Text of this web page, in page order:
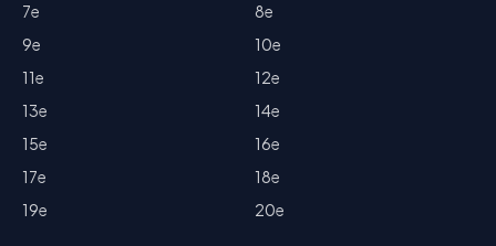
7e
8e
9e
10e
11e
12e
13e
14e
15e
16e
17e
18e
19e
20e